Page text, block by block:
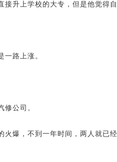
升上学校的大专，但是他觉得
路上涨。
公司。
爆，不到一年时间，两人就已经